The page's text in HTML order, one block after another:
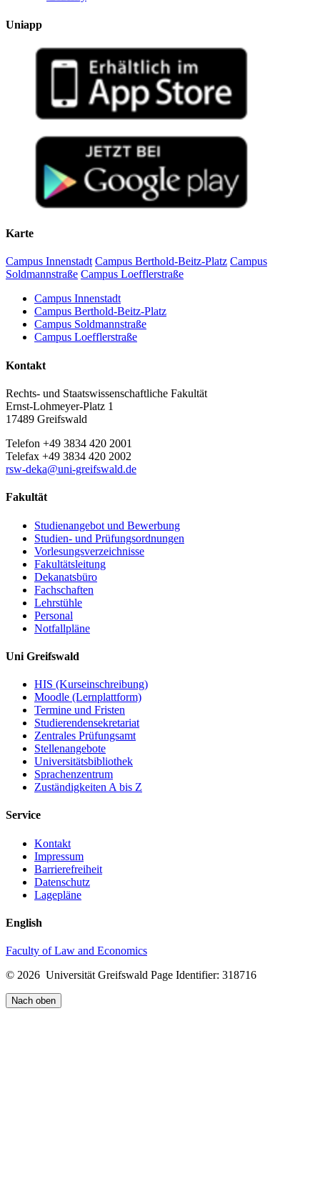
Uniapp
Karte
Campus Innenstadt Campus Berthold-Beitz-Platz Campus
Soldmannstraße Campus Loefflerstraße
Campus Innenstadt
Campus Berthold-Beitz-Platz
Campus Soldmannstraße
Campus Loefflerstraße
Kontakt
Rechts- und Staatswissenschaftliche Fakultät
Ernst-Lohmeyer-Platz 1
17489 Greifswald
Telefon +49 3834 420 2001
Telefax +49 3834 420 2002
rsw-deka@uni-greifswald.de
Fakultät
Studienangebot und Bewerbung
Studien- und Prüfungsordnungen
Vorlesungsverzeichnisse
Fakultätsleitung
Dekanatsbüro
Fachschaften
Lehrstühle
Personal
Notfallpläne
Uni Greifswald
HIS (Kurseinschreibung)
Moodle (Lernplattform)
Termine und Fristen
Studierendensekretariat
Zentrales Prüfungsamt
Stellenangebote
Universitätsbibliothek
Sprachenzentrum
Zuständigkeiten A bis Z
Service
Kontakt
Impressum
Barrierefreiheit
Datenschutz
Lagepläne
English
Faculty of Law and Economics
© 2026 Universität Greifswald Page Identifier: 318716
Nach oben